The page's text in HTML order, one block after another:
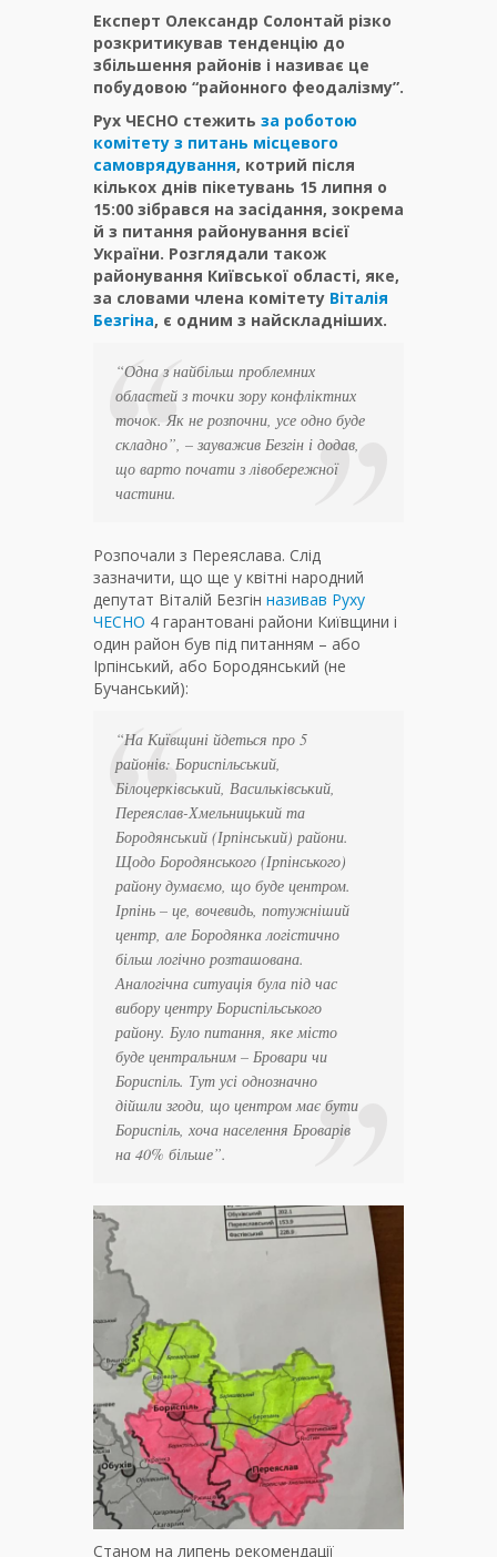
Експерт Олександр Солонтай різко
розкритикував тенденцію до
збільшення районів і називає це
побудовою “районного феодалізму”.
Рух ЧЕСНО стежить за роботою
комітету з питань місцевого
самоврядування, котрий після
кількох днів пікетувань 15 липня о
15:00 зібрався на засідання, зокрема
й з питання районування всієї
України. Розглядали також
районування Київської області, яке,
за словами члена комітету Віталія
Безгіна, є одним з найскладніших.
“Одна з найбільш проблемних
областей з точки зору конфліктних
точок. Як не розпочни, усе одно буде
складно”, – зауважив Безгін і додав,
що варто почати з лівобережної
частини.
Розпочали з Переяслава. Слід
зазначити, що ще у квітні народний
депутат Віталій Безгін називав Руху
ЧЕСНО 4 гарантовані райони Київщини і
один район був під питанням – або
Ірпінський, або Бородянський (не
Бучанський):
“На Київщині йдеться про 5
районів: Бориспільський,
Білоцерківський, Васильківський,
Переяслав-Хмельницький та
Бородянський (Ірпінський) райони.
Щодо Бородянського (Ірпінського)
району думаємо, що буде центром.
Ірпінь – це, вочевидь, потужніший
центр, але Бородянка логістично
більш логічно розташована.
Аналогічна ситуація була під час
вибору центру Бориспільського
району. Було питання, яке місто
буде центральним – Бровари чи
Бориспіль. Тут усі однозначно
дійшли згоди, що центром має бути
Бориспіль, хоча населення Броварів
на 40% більше”.
Станом на липень рекомендації